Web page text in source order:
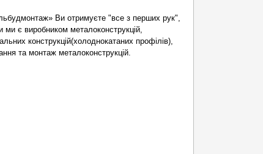
Ви отримуєте "все з перших рук",
ми є виробником металоконструкцій,
конструкцій(холоднокатаних профілів),
та монтаж металоконструкцій.